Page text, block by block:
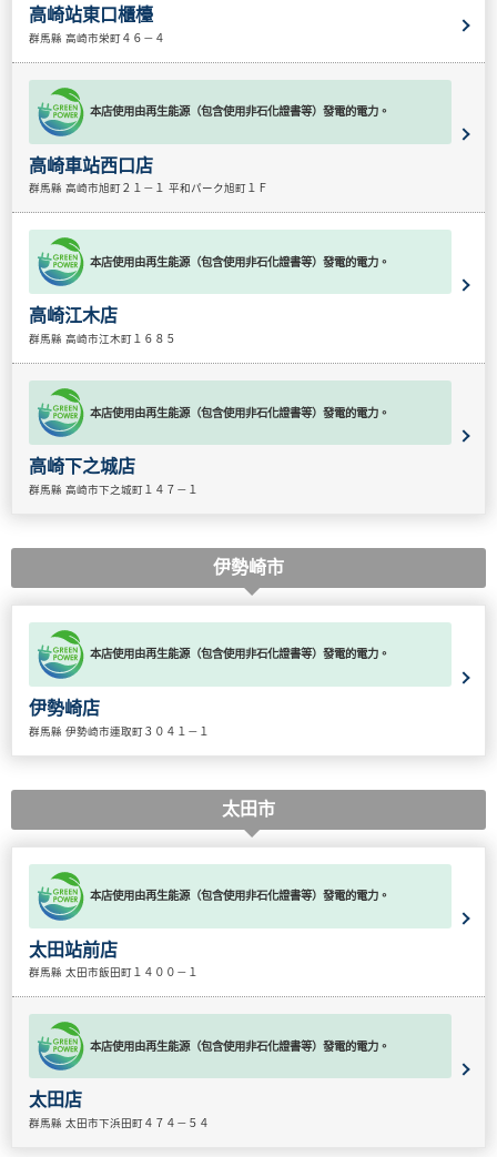
高崎站東口櫃檯
群馬縣 高崎市栄町４６－４
本店使用由再生能源（包含使用非石化證書等）發電的電力。
高崎車站西口店
群馬縣 高崎市旭町２１－１ 平和パーク旭町１Ｆ
本店使用由再生能源（包含使用非石化證書等）發電的電力。
高崎江木店
群馬縣 高崎市江木町１６８５
本店使用由再生能源（包含使用非石化證書等）發電的電力。
高崎下之城店
群馬縣 高崎市下之城町１４７－１
伊勢崎市
本店使用由再生能源（包含使用非石化證書等）發電的電力。
伊勢崎店
群馬縣 伊勢崎市連取町３０４１－１
太田市
本店使用由再生能源（包含使用非石化證書等）發電的電力。
太田站前店
群馬縣 太田市飯田町１４００－１
本店使用由再生能源（包含使用非石化證書等）發電的電力。
太田店
群馬縣 太田市下浜田町４７４－５４